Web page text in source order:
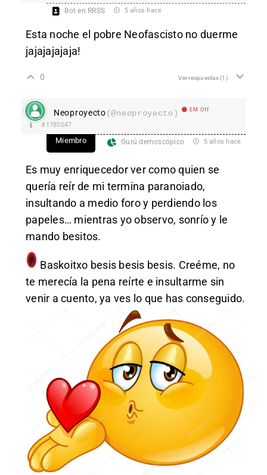
Bot en RRSS 5 años hace
Esta noche el pobre Neofascisto no duerme
jajajajajaja!
0 Ver respuestas(1)
Neoproyecto(@neoproyecto) EM Off
#1785047
Miembro Gurú demoscópico 5 años hace
Es muy enriquecedor ver como quien se
quería reír de mi termina paranoiado,
insultando a medio foro y perdiendo los
papeles… mientras yo observo, sonrío y le
mando besitos.
Baskoitxo besis besis besis. Creéme, no
te merecía la pena reírte e insultarme sin
venir a cuento, ya ves lo que has conseguido.